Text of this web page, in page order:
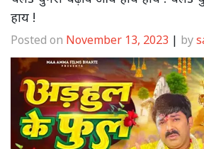
हाय !
Posted on November 13, 2023 | by